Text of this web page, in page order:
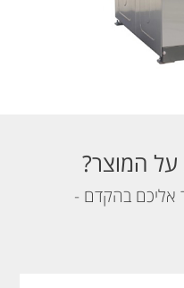
על המוצר?
אליכם בהקדם -